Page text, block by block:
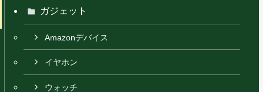
ガジェット
Amazonデバイス
イヤホン
ウォッチ